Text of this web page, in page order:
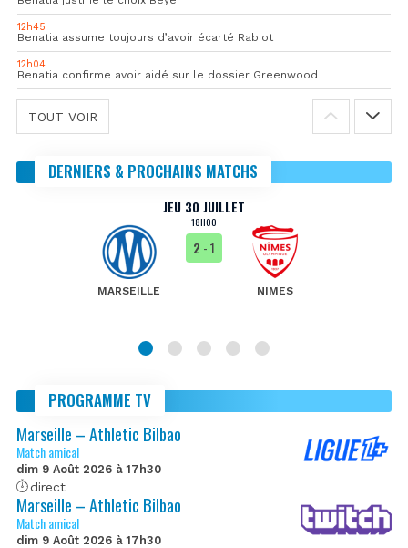
12h45
Benatia assume toujours d’avoir écarté Rabiot
12h04
Benatia confirme avoir aidé sur le dossier Greenwood
TOUT VOIR
DERNIERS & PROCHAINS MATCHS
JEU 30 JUILLET
18H00
MARSEILLE
2 - 1
NIMES
PROGRAMME TV
Marseille – Athletic Bilbao
Match amical
dim 9 Août 2026 à 17h30
direct
Marseille – Athletic Bilbao
Match amical
dim 9 Août 2026 à 17h30